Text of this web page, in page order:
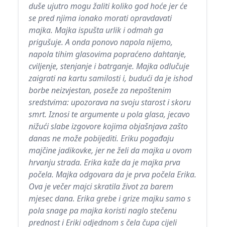
duše ujutro mogu žaliti koliko god hoće jer će
se pred njima ionako morati opravdavati
majka. Majka ispušta urlik i odmah ga
prigušuje. A onda ponovo napola nijemo,
napola tihim glasovima popraćeno dahtanje,
cviljenje, stenjanje i batrganje. Majka odlučuje
zaigrati na kartu samilosti i, budući da je ishod
borbe neizvjestan, poseže za nepoštenim
sredstvima: upozorava na svoju starost i skoru
smrt. Iznosi te argumente u pola glasa, jecavo
nižući slabe izgovore kojima objašnjava zašto
danas ne može pobijediti. Eriku pogađaju
majčine jadikovke, jer ne želi da majka u ovom
hrvanju strada. Erika kaže da je majka prva
počela. Majka odgovara da je prva počela Erika.
Ova je večer majci skratila život za barem
mjesec dana. Erika grebe i grize majku samo s
pola snage pa majka koristi naglo stečenu
prednost i Eriki odjednom s čela čupa cijeli